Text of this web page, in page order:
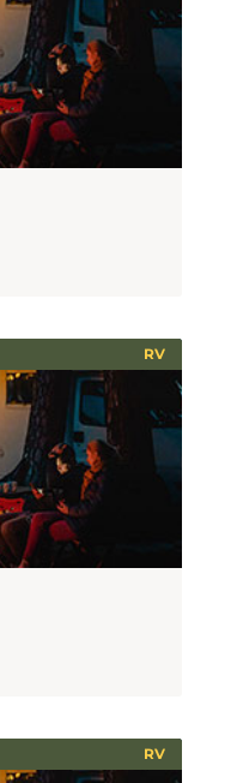
RV
RV